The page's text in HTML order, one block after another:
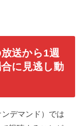
送から1週
に見逃し動
デマンド）では